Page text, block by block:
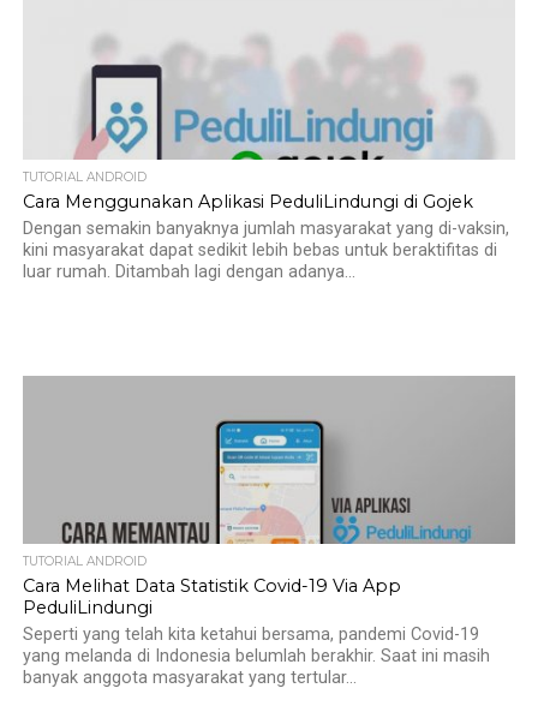
TUTORIAL ANDROID
Cara Menggunakan Aplikasi PeduliLindungi di Gojek
Dengan semakin banyaknya jumlah masyarakat yang di-vaksin,
kini masyarakat dapat sedikit lebih bebas untuk beraktifitas di
luar rumah. Ditambah lagi dengan adanya...
TUTORIAL ANDROID
Cara Melihat Data Statistik Covid-19 Via App
PeduliLindungi
Seperti yang telah kita ketahui bersama, pandemi Covid-19
yang melanda di Indonesia belumlah berakhir. Saat ini masih
banyak anggota masyarakat yang tertular...